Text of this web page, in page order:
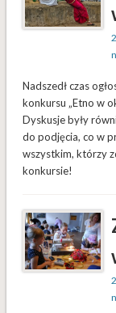
Nadszedł czas
konkursu „Etno w
Dyskusje były
do podjęcia, co w
wszystkim, którzy
konkursie!